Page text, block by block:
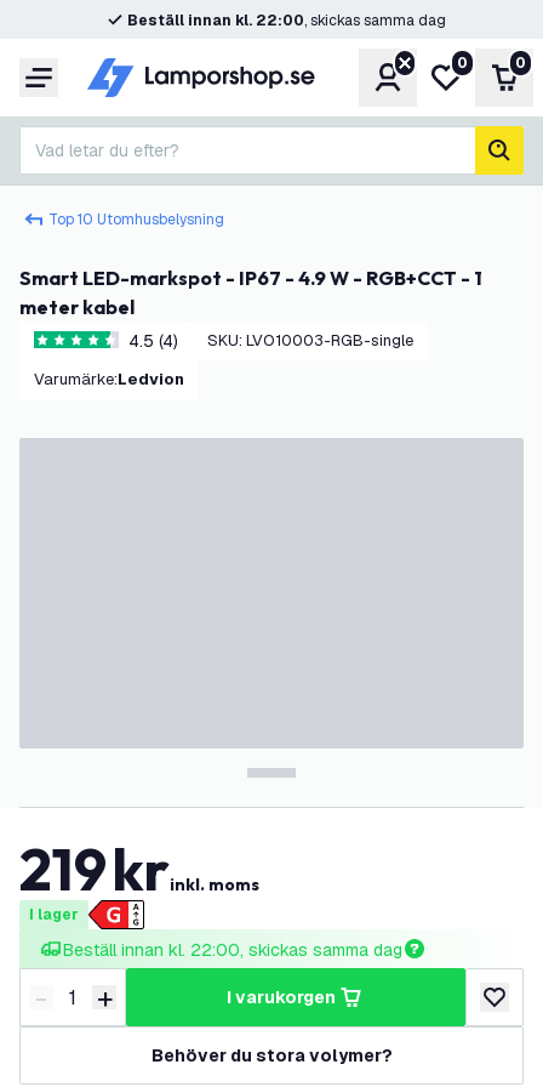
Beställ innan kl. 22:00, skickas samma dag
Meny KontoMin0 0
Vad letar du efter?
sök
Top 10 Utomhusbelysning
Smart LED-markspot - IP67 - 4.9 W - RGB+CCT - 1
meter kabel
4.5 stjärnbetyg4.5 (4) SKU: LVO10003-RGB-single
Varumärke: Ledvion
219krinkl. moms
I lager
Beställ innan kl. 22:00, skickas samma dag
Minska antal
- Öka antal
+ i varukorgen
lägg
Behöver du stora volymer?